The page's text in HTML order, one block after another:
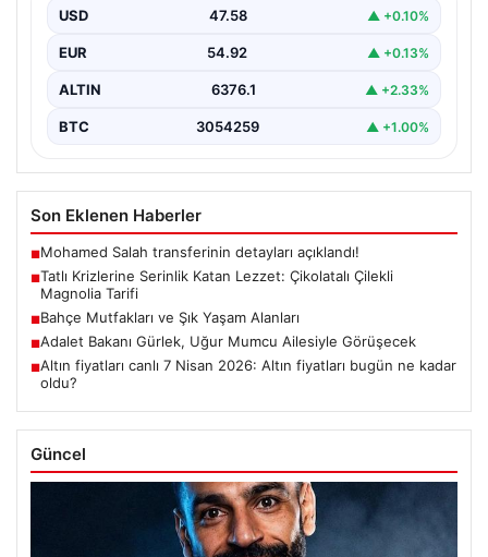
severlerin favorisi haline gelen günümüzün popüler
tatlılarından…
USD 47.58 ▲ +0.10%
EUR 54.92 ▲ +0.13%
ALTIN 6376.1 ▲ +2.33%
BTC 3054259 ▲ +1.00%
Son Eklenen Haberler
■Mohamed Salah transferinin detayları açıklandı!
■Tatlı Krizlerine Serinlik Katan Lezzet: Çikolatalı Çilekli
Magnolia Tarifi
■Bahçe Mutfakları ve Şık Yaşam Alanları
■Adalet Bakanı Gürlek, Uğur Mumcu Ailesiyle Görüşecek
■Altın fiyatları canlı 7 Nisan 2026: Altın fiyatları bugün ne kadar
oldu?
Güncel